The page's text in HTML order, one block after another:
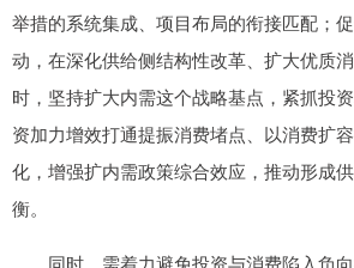
举措的系统集成、项目布局的衔接匹配；
动，在深化供给侧结构性改革、扩大优质
时，坚持扩大内需这个战略基点，紧抓投
资加力增效打通提振消费堵点、以消费扩
化，增强扩内需政策综合效应，推动形成
衡。